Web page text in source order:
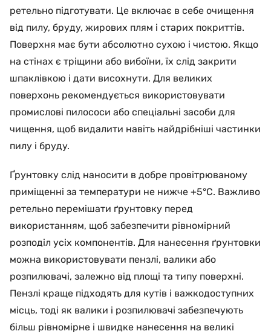
ретельно підготувати. Це включає в себе очищення
від пилу, бруду, жирових плям і старих покриттів.
Поверхня має бути абсолютно сухою і чистою. Якщо
на стінах є тріщини або вибоїни, їх слід закрити
шпаклівкою і дати висохнути. Для великих
поверхонь рекомендується використовувати
промислові пилососи або спеціальні засоби для
чищення, щоб видалити навіть найдрібніші частинки
пилу і бруду.
Ґрунтовку слід наносити в добре провітрюваному
приміщенні за температури не нижче +5°C. Важливо
ретельно перемішати ґрунтовку перед
використанням, щоб забезпечити рівномірний
розподіл усіх компонентів. Для нанесення ґрунтовки
можна використовувати пензлі, валики або
розпилювачі, залежно від площі та типу поверхні.
Пензлі краще підходять для кутів і важкодоступних
місць, тоді як валики і розпилювачі забезпечують
більш рівномірне і швидке нанесення на великі